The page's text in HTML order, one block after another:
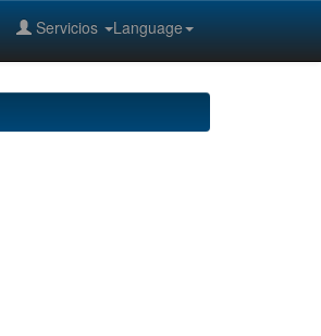
Language
Servicios